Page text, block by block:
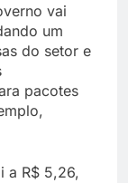
vai
um
do setor e
pacotes
a R$ 5,26,